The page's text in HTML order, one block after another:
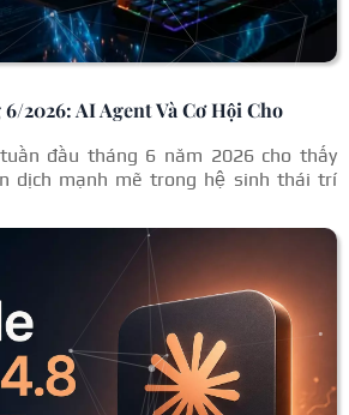
2026: AI Agent Và Cơ Hội Cho
đầu tháng 6 năm 2026 cho thấy
dịch mạnh mẽ trong hệ sinh thái trí